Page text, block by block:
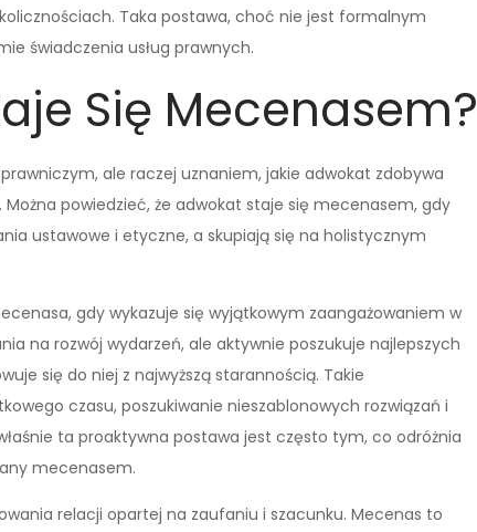
Taka postawa, choć nie jest formalnym
świadczenia usług prawnych.
Się Mecenasem?
ale raczej uznaniem, jakie adwokat zdobywa
powiedzieć, że adwokat staje się mecenasem, gdy
ustawowe i etyczne, a skupiają się na holistycznym
gdy wykazuje się wyjątkowym zaangażowaniem w
na rozwój wydarzeń, ale aktywnie poszukuje najlepszych
się do niej z najwyższą starannością. Takie
czasu, poszukiwanie nieszablonowych rozwiązań i
ta proaktywna postawa jest często tym, co odróżnia
mecenasem.
relacji opartej na zaufaniu i szacunku. Mecenas to